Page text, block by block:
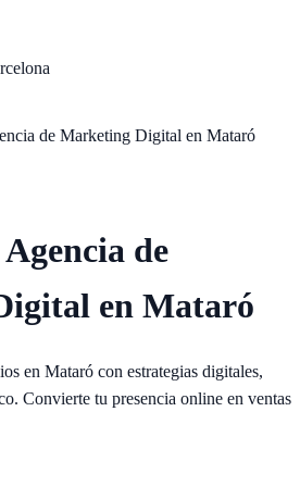
de Marketing Digital en Mataró
de
en Mataró
en Mataró con estrategias digitales,
Convierte tu presencia online en ventas